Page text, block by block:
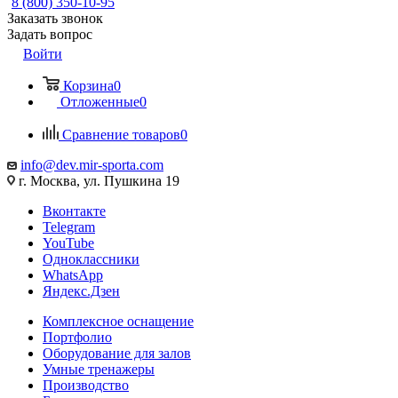
Заказать звонок
Задать вопрос
Войти
Корзина0
Отложенные0
Сравнение товаров0
info@dev.mir-sporta.com
г. Москва, ул. Пушкина 19
Вконтакте
Telegram
YouTube
Одноклассники
WhatsApp
Яндекс.Дзен
Комплексное оснащение
Портфолио
Оборудование для залов
Умные тренажеры
Производство